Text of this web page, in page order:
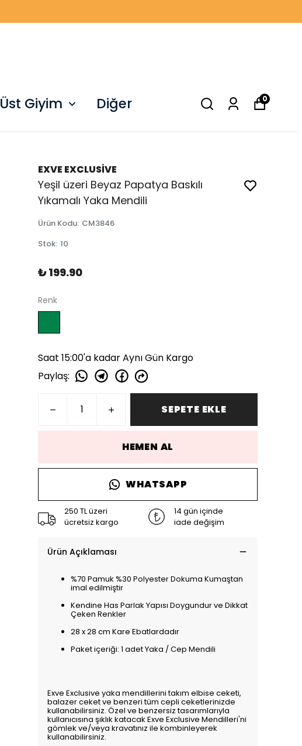
Üst Giyim Diğer 0
EXVE EXCLUSİVE
Yeşil üzeri Beyaz Papatya Baskılı
Yıkamalı Yaka Mendili
Ürün Kodu: CM3846
Stok: 10
₺ 199.90
Renk
Saat 15:00'a kadar Aynı Gün Kargo
Paylaş:
SEPETE EKLE
HEMEN AL
WHATSAPP
250 TL üzeri
ücretsiz kargo
14 gün içinde
iade değişim
Ürün Açıklaması
%70 Pamuk %30 Polyester Dokuma Kumaştan
imal edilmiştir
Kendine Has Parlak Yapısı Doygundur ve Dikkat
Çeken Renkler
28 x 28 cm Kare Ebatlardadır
Paket içeriği: 1 adet Yaka / Cep Mendili
Exve Exclusive yaka mendillerini takım elbise ceketi,
balazer ceket ve benzeri tüm cepli ceketlerinizde
kullanabilirsiniz. Özel ve benzersiz tasarımlarıyla
kullanıcısına şıklık katacak Exve Exclusive Mendilleri'ni
gömlek ve/veya kravatınız ile kombinleyerek
kullanabilirsiniz.